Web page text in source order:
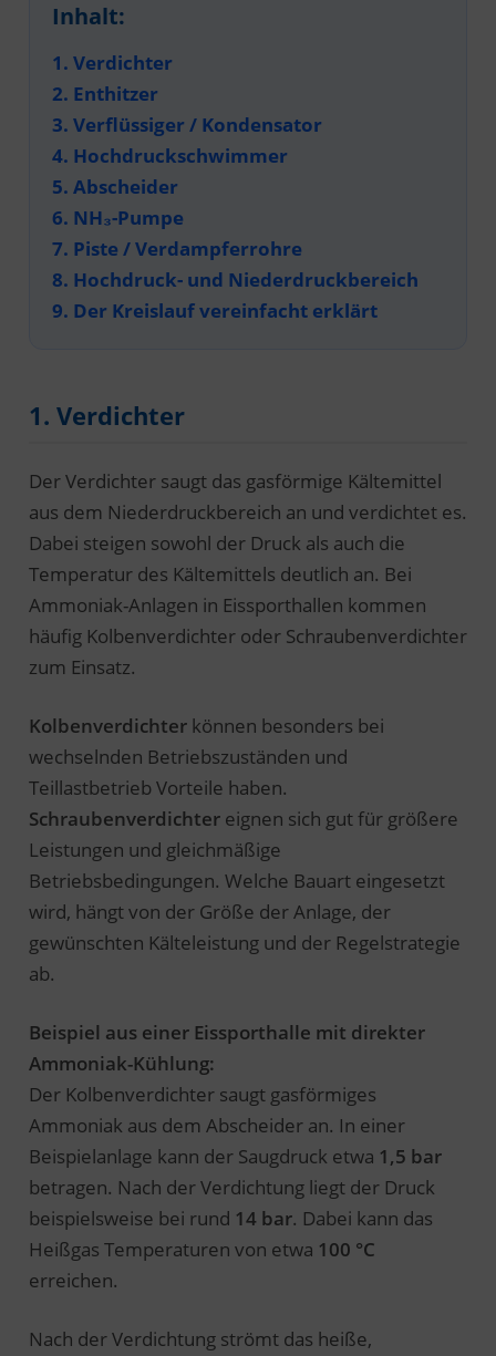
Inhalt:
1. Verdichter
2. Enthitzer
3. Verflüssiger / Kondensator
4. Hochdruckschwimmer
5. Abscheider
6. NH₃-Pumpe
7. Piste / Verdampferrohre
8. Hochdruck- und Niederdruckbereich
9. Der Kreislauf vereinfacht erklärt
1. Verdichter
Der Verdichter saugt das gasförmige Kältemittel
aus dem Niederdruckbereich an und verdichtet es.
Dabei steigen sowohl der Druck als auch die
Temperatur des Kältemittels deutlich an. Bei
Ammoniak-Anlagen in Eissporthallen kommen
häufig Kolbenverdichter oder Schraubenverdichter
zum Einsatz.
Kolbenverdichter können besonders bei
wechselnden Betriebszuständen und
Teillastbetrieb Vorteile haben.
Schraubenverdichter eignen sich gut für größere
Leistungen und gleichmäßige
Betriebsbedingungen. Welche Bauart eingesetzt
wird, hängt von der Größe der Anlage, der
gewünschten Kälteleistung und der Regelstrategie
ab.
Beispiel aus einer Eissporthalle mit direkter
Ammoniak-Kühlung:
Der Kolbenverdichter saugt gasförmiges
Ammoniak aus dem Abscheider an. In einer
Beispielanlage kann der Saugdruck etwa 1,5 bar
betragen. Nach der Verdichtung liegt der Druck
beispielsweise bei rund 14 bar. Dabei kann das
Heißgas Temperaturen von etwa 100 °C
erreichen.
Nach der Verdichtung strömt das heiße,